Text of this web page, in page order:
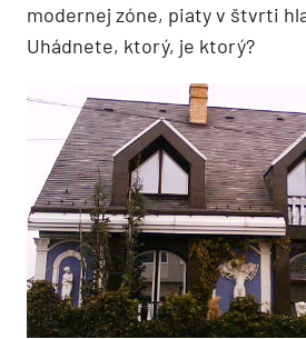
modernej zóne, piaty v štvrti
Uhádnete, ktorý, je ktorý?